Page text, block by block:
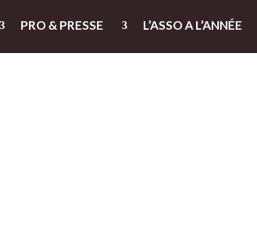
PRO & PRESSE L’ASSO A L’ANNÉE